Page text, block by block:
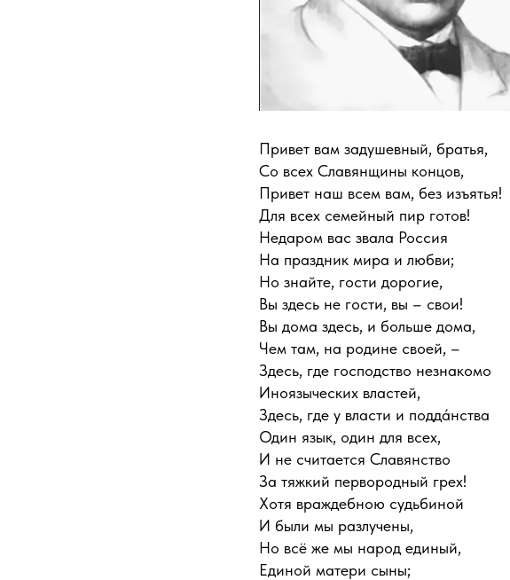
Привет вам задушевный, братья,
Со всех Славянщины концов,
Привет наш всем вам, без изъятья!
Для всех семейный пир готов!
Недаром вас звала Россия
На праздник мира и любви;
Но знайте, гости дорогие,
Вы здесь не гости, вы – свои!
Вы дома здесь, и больше дома,
Чем там, на родине своей, –
Здесь, где господство незнакомо
Иноязыческих властей,
Здесь, где у власти и подда́нства
Один язык, один для всех,
И не считается Славянство
За тяжкий первородный грех!
Хотя враждебною судьбиной
И были мы разлучены,
Но всё же мы народ единый,
Единой матери сыны;